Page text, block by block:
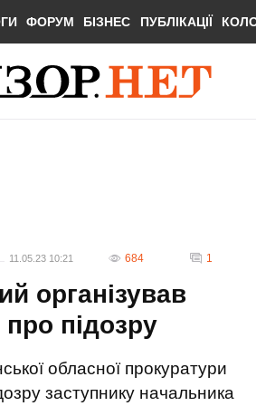
ФОРУМ БІЗНЕС ПУБЛІКАЦІЇ
11.05.23 10:21 684 1
організував
підозру
обласної прокуратури
заступнику начальника